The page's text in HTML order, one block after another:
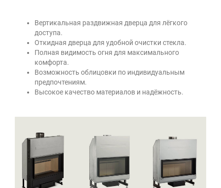
Вертикальная раздвижная дверца для лёгкого
доступа.
Откидная дверца для удобной очистки стекла.
Полная видимость огня для максимального
комфорта.
Возможность облицовки по индивидуальным
предпочтениям.
Высокое качество материалов и надёжность.